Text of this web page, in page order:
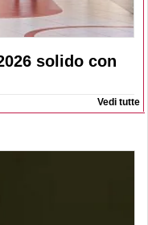
solido con
Vedi tutte